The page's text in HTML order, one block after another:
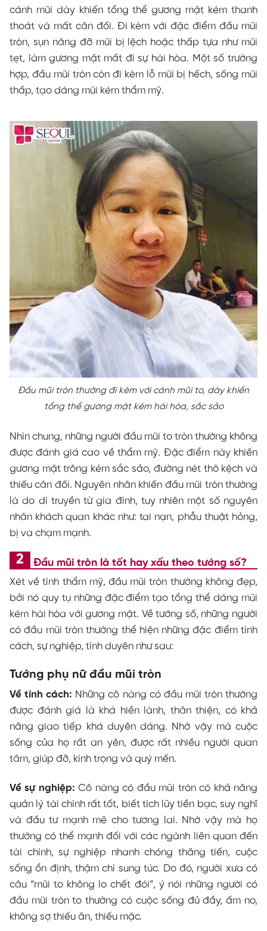
cánh mũi dày khiến tổng thể gương mặt kém thanh
thoát và mất cân đối. Đi kèm với đặc điểm đầu mũi
tròn, sụn nâng đỡ mũi bị lệch hoặc thấp tựa như mũi
tẹt, làm gương mặt mất đi sự hài hòa. Một số trường
hợp, đầu mũi tròn còn đi kèm lỗ mũi bị hếch, sống mũi
thấp, tạo dáng mũi kém thẩm mỹ.
Đầu mũi tròn thường đi kèm với cánh mũi to, dày khiến
tổng thể gương mặt kém hài hòa, sắc sảo
Nhìn chung, những người đầu mũi to tròn thường không
được đánh giá cao về thẩm mỹ. Đặc điểm này khiến
gương mặt trông kém sắc sảo, đường nét thô kệch và
thiếu cân đối. Nguyên nhân khiến đầu mũi tròn thường
là do di truyền từ gia đình, tuy nhiên một số nguyên
nhân khách quan khác như: tai nạn, phẫu thuật hỏng,
bị va chạm mạnh.
Đầu mũi tròn là tốt hay xấu theo tướng số?
Xét về tính thẩm mỹ, đầu mũi tròn thường không đẹp,
bởi nó quy tụ những đặc điểm tạo tổng thể dáng mũi
kém hài hòa với gương mặt. Về tướng số, những người
có đầu mũi tròn thường thể hiện những đặc điểm tính
cách, sự nghiệp, tình duyên như sau:
Tướng phụ nữ đầu mũi tròn
Về tính cách: Những cô nàng có đầu mũi tròn thường
được đánh giá là khá hiền lành, thân thiện, có khả
năng giao tiếp khá duyên dáng. Nhờ vậy mà cuộc
sống của họ rất an yên, được rất nhiều người quan
tâm, giúp đỡ, kính trọng và quý mến.
Về sự nghiệp: Cô nàng có đầu mũi tròn có khả năng
quản lý tài chính rất tốt, biết tích lũy tiền bạc, suy nghĩ
và đầu tư mạnh mẽ cho tương lai. Nhờ vậy mà họ
thường có thể mạnh đối với các ngành liên quan đến
tài chính, sự nghiệp nhanh chóng thăng tiến, cuộc
sống ổn định, thậm chí sung túc. Do đó, người xưa có
câu “mũi to không lo chết đói”, ý nói những người có
đầu mũi tròn to thường có cuộc sống đủ đầy, ấm no,
không sợ thiếu ăn, thiếu mặc.